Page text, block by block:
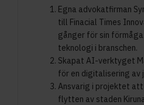
Egna advokatfirman
till Finacial Times
gånger för sin
teknologi i branschen.
Skapat AI-verktyget
för en digitalisering av
Ansvarig i projektet
flytten av staden